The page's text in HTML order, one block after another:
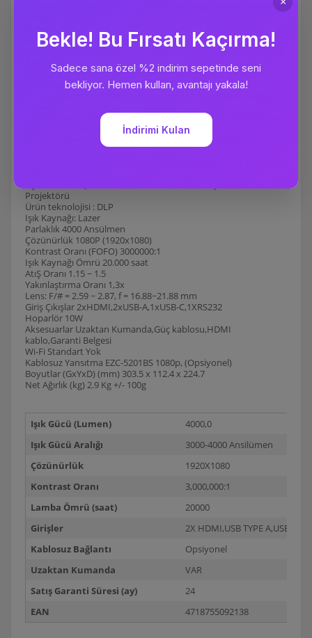
endişesini en aza indirmek için 20 dakika işlem yapılmadığında
Sürücüsüz Kablosuz Projeksiyon
BenQ LH650 projektörünüzü isteğe bağlı WiFi donanım kilidiyle
kablosuz
hale getirin. Ek sürücü veya yazılım indirmelerine gerek
kalmadan, mobil
HD videolar da dahil olmak üzere multimedya içeriğini paylaşın.
Anında Sunuma Başlayın
Projektörümüz, yavaş projektörler açıldığında meydana gelen
Projektörü
Ürün teknolojisi : DLP
Işık Kaynağı: Lazer
Parlaklık 4000 Ansülmen
Çözünürlük 1080P (1920x1080)
Kontrast Oranı (FOFO) 3000000:1
Işık Kaynağı Ömrü 20.000 saat
AtıŞ Oranı 1.15 ~ 1.5
Yakınlaştırma Oranı 1,3x
Lens: F/# = 2.59 ~ 2.87, f = 16.88~21.88 mm
Giriş Çıkışlar 2xHDMI,2xUSB-A,1xUSB-C,1XRS232
Hoparlör 10W
Aksesuarlar Uzaktan Kumanda,Güç kablosu,HDMI
kablo,Garanti Belgesi
Wi-Fi Standart Yok
Kablosuz Yansıtma EZC-5201BS 1080p, (Opsiyonel)
Boyutlar (GxYxD) (mm) 303.5 x 112.4 x 224.7
Net Ağırlık (kg) 2.9 Kg +/- 100g
Işık Gücü (Lumen)
4000,0
Işık Gücü Aralığı
3000-4000 Ansilümen
Çözünürlük
1920X1080
Kontrast Oranı
3,000,000:1
Lamba Ömrü (saat)
20000
Girişler
2X HDMI,USB TYPE A,USB
Kablosuz Bağlantı
Opsiyonel
Uzaktan Kumanda
VAR
Satış Garanti Süresi (ay)
24
EAN
4718755092138